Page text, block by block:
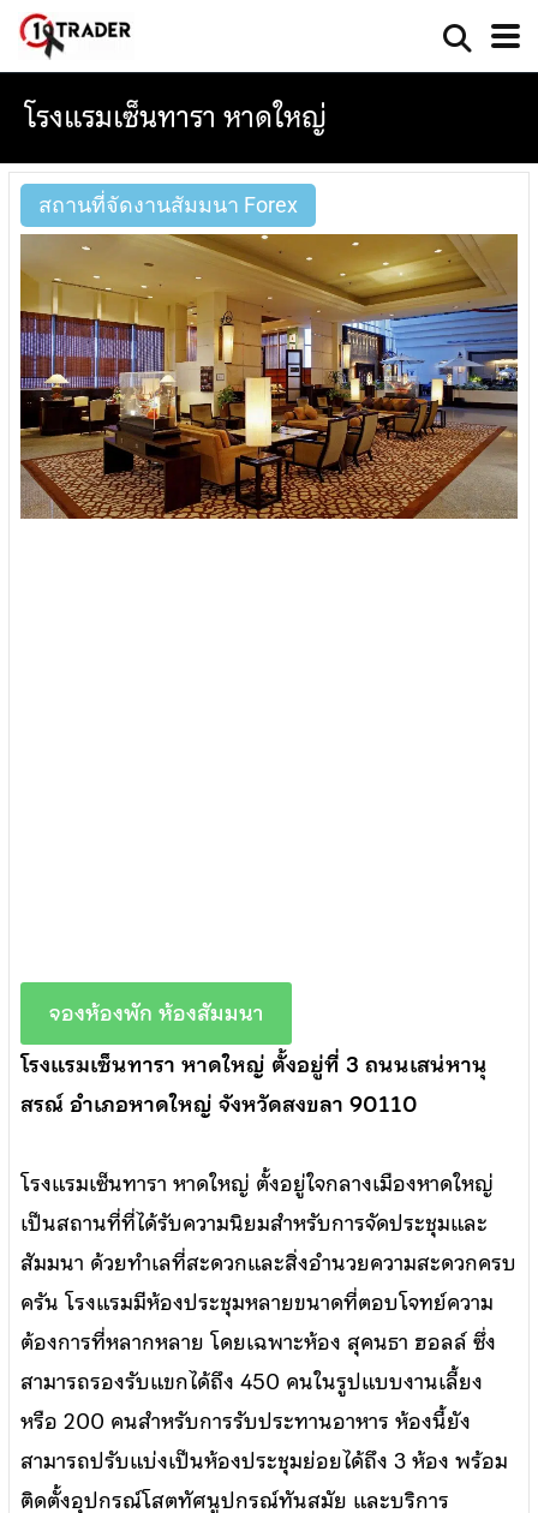
โรงแรมเซ็นทารา หาดใหญ่
สถานที่จัดงานสัมมนา Forex
จองห้องพัก ห้องสัมมนา
โรงแรมเซ็นทารา หาดใหญ่ ตั้งอยู่ที่ 3 ถนนเสน่หานุ
สรณ์ อำเภอหาดใหญ่ จังหวัดสงขลา 90110
โรงแรมเซ็นทารา หาดใหญ่ ตั้งอยู่ใจกลางเมืองหาดใหญ่
เป็นสถานที่ที่ได้รับความนิยมสำหรับการจัดประชุมและ
สัมมนา ด้วยทำเลที่สะดวกและสิ่งอำนวยความสะดวกครบ
ครัน โรงแรมมีห้องประชุมหลายขนาดที่ตอบโจทย์ความ
ต้องการที่หลากหลาย โดยเฉพาะห้อง สุคนธา ฮอลล์ ซึ่ง
สามารถรองรับแขกได้ถึง 450 คนในรูปแบบงานเลี้ยง
หรือ 200 คนสำหรับการรับประทานอาหาร ห้องนี้ยัง
สามารถปรับแบ่งเป็นห้องประชุมย่อยได้ถึง 3 ห้อง พร้อม
ติดตั้งอุปกรณ์โสตทัศนูปกรณ์ทันสมัย และบริการ